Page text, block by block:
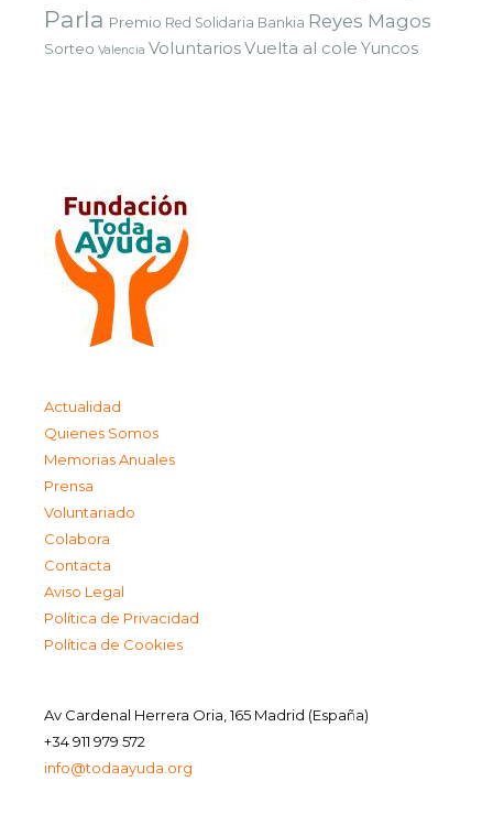
Parla Premio Red Solidaria Bankia Reyes Magos
Sorteo Valencia VoluntariosVuelta al cole Yuncos
Actualidad
Quienes Somos
Memorias Anuales
Prensa
Voluntariado
Colabora
Contacta
Aviso Legal
Política de Privacidad
Política de Cookies
Av Cardenal Herrera Oria, 165 Madrid (España)
+34 911 979 572
info@todaayuda.org